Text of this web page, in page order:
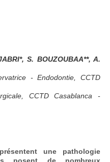
S. BOUZOUBAA**, A.
- Endodontie, CCTD
CCTD Casablanca -
une pathologie
posent de nombreux